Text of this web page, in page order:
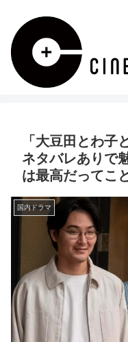
「大豆田とわ子
ネタバレありで
は最高だってこ
国内ドラマ